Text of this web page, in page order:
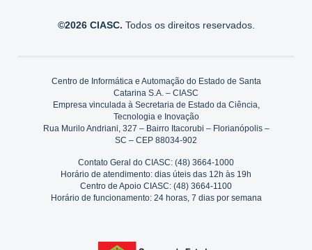
©2026 CIASC. Todos os direitos reservados.
Centro de Informática e Automação do Estado de Santa
Catarina S.A. – CIASC
Empresa vinculada à Secretaria de Estado da Ciência,
Tecnologia e Inovação
Rua Murilo Andriani, 327 – Bairro Itacorubi – Florianópolis –
SC – CEP 88034-902
Contato Geral do CIASC: (48) 3664-1000
Horário de atendimento: dias úteis das 12h às 19h
Centro de Apoio CIASC: (48) 3664-1100
Horário de funcionamento: 24 horas, 7 dias por semana